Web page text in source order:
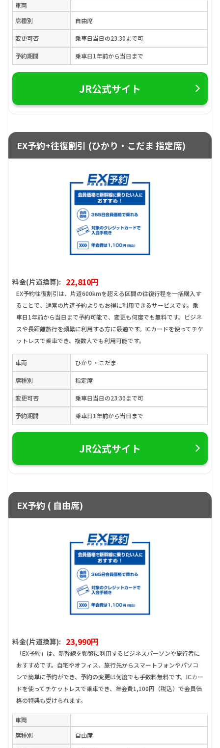
車両
席種別
自由席
変更可否 乗車日当日の23:30まで可
予約期間 乗車日1年前から当日まで
JR公式サイト
EX予約+往復割引 (ひかり・こだま 指定席)
料金(片道換算): 22,810円
EX予約往復割引は、片道600kmを超える区間の往復行程を一括購入す
ることで、通常の片道予約よりもお得に利用できるサービスです。乗
車日1年前から当日まで予約可能で、変更も何度でも無料です。ビジネ
スや長距離旅行を頻繁に利用する方に最適です。ICカードを使ってチケ
ットレスで乗車でき、複数人でも利用可能です。
車両 ひかり・こだま
席種別 指定席
変更可否 乗車日当日の23:30まで可
予約期間 乗車日1年前から当日まで
JR公式サイト
EX予約 ( 自由席)
料金(片道換算): 23,990円
「EX予約」は、新幹線を頻繁に利用するビジネスパーソンや旅行者に
おすすめです。自宅やオフィス、旅行先からスマートフォンやパソコ
ンで簡単に予約ができ、予約の変更は何度でも手数料無料です。ICカー
ドを使ってチケットレスで乗車でき、年会費1,100円（税込）で会員価
格の特典も受けられます。
車両
席種別
自由席